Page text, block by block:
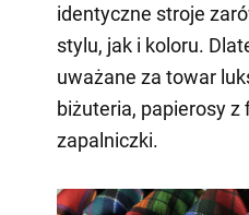
identyczne stroje
stylu, jak i koloru.
uważane za towar
biżuteria, papierosy z
zapalniczki.